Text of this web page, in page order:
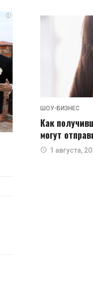
i
ШОУ-БИЗНЕС
Как
могут
1 августа,